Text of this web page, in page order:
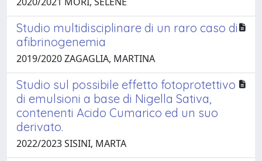
Studio multidisciplinare di un raro caso di
afibrinogenemia
2019/2020 ZAGAGLIA, MARTINA
Studio sul possibile effetto fotoprotettivo
di emulsioni a base di Nigella Sativa,
contenenti Acido Cumarico ed un suo
derivato.
2022/2023 SISINI, MARTA